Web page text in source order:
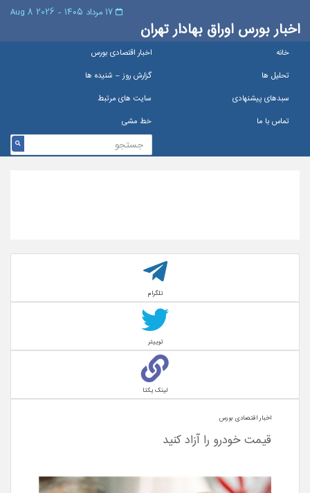
اخبار بورس اوراق بهادار تهران
خانه
اخبار اقتصادی بورس
تحلیل ها
گزارش روز – شنيده ها
سبدهای پیشنهادی
سایت های مرتبط
تماس با ما
خط مشی
تلگرام
توییتر
لینک یکتا
اخبار اقتصادی بورس
قیمت خودرو را آزاد کنید